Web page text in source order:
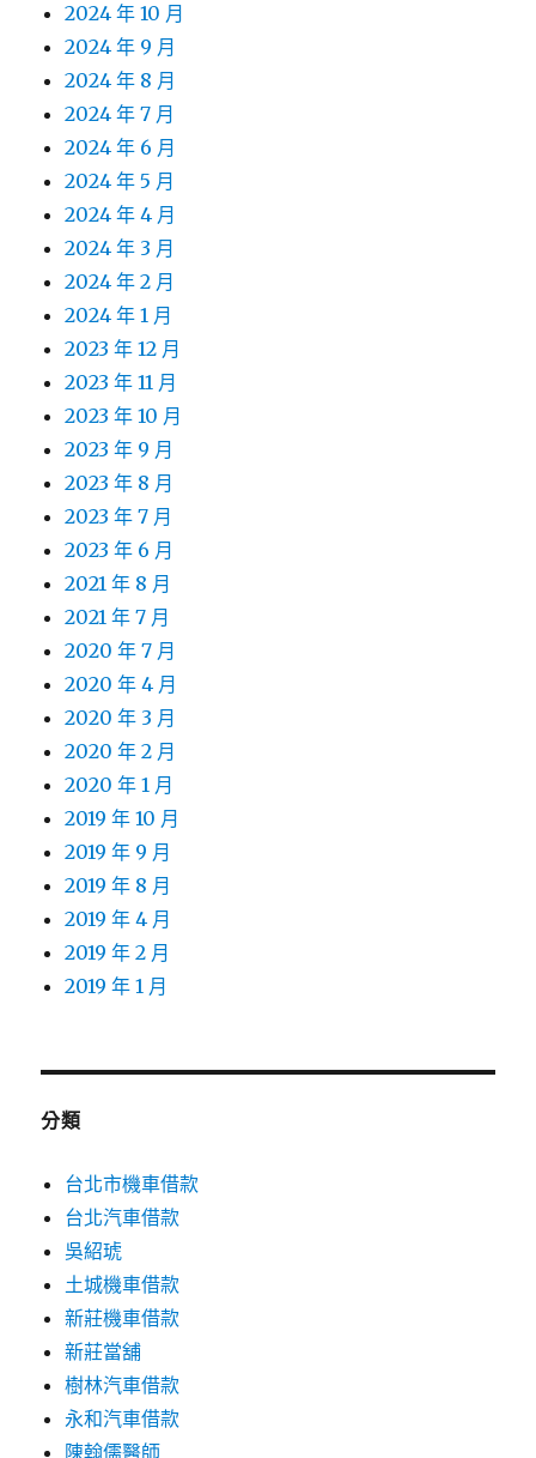
2024 年 10 月
2024 年 9 月
2024 年 8 月
2024 年 7 月
2024 年 6 月
2024 年 5 月
2024 年 4 月
2024 年 3 月
2024 年 2 月
2024 年 1 月
2023 年 12 月
2023 年 11 月
2023 年 10 月
2023 年 9 月
2023 年 8 月
2023 年 7 月
2023 年 6 月
2021 年 8 月
2021 年 7 月
2020 年 7 月
2020 年 4 月
2020 年 3 月
2020 年 2 月
2020 年 1 月
2019 年 10 月
2019 年 9 月
2019 年 8 月
2019 年 4 月
2019 年 2 月
2019 年 1 月
分類
台北市機車借款
台北汽車借款
吳紹琥
土城機車借款
新莊機車借款
新莊當舖
樹林汽車借款
永和汽車借款
陳翰儒醫師